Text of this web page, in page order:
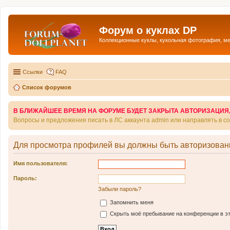
Форум о куклах DP
Коллекционные куклы, кукольная фотография,
Ссылки FAQ
Список форумов
В БЛИЖАЙШЕЕ ВРЕМЯ НА ФОРУМЕ БУДЕТ ЗАКРЫТА
Вопросы и предложения писать в ЛС аккаунта admin или направлять в
Для просмотра профилей вы должны быть
Имя пользователя:
Пароль:
Забыли пароль?
Запомнить меня
Скрыть моё пребывание на конференции в